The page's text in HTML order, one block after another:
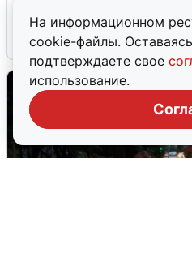
На информационном
cookie-файлы.
подтверждаете свое
использование.
6 августа 0